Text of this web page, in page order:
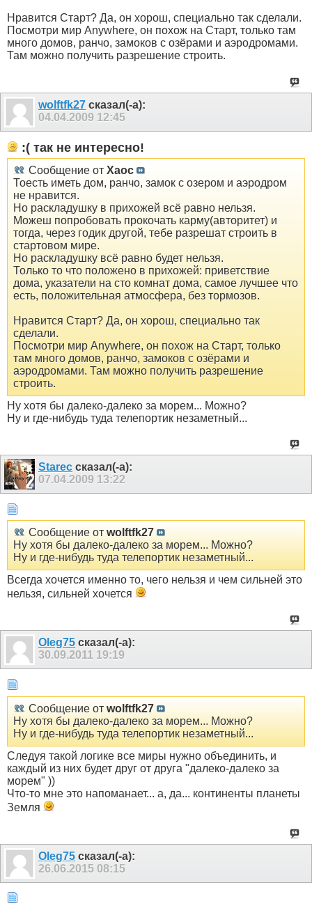
Нравится Cтарт? Да, он хорош, специально так сделали.
Посмотри мир Anywhere, он похож на Старт, только там
много домов, ранчо, замоков с озёрами и аэродромами.
Там можно получить разрешение строить.
wolftfk27 сказал(-а):
04.04.2009 12:45
:( так не интересно!
Сообщение от Xaoc
Тоесть иметь дом, ранчо, замок с озером и аэродром
не нравится.
Но раскладушку в прихожей всё равно нельзя.
Можеш попробовать прокочать карму(авторитет) и
тогда, через годик другой, тебе разрешат строить в
стартовом мире.
Но раскладушку всё равно будет нельзя.
Только то что положено в прихожей: приветствие
дома, указатели на сто комнат дома, самое лучшее что
есть, положительная атмосфера, без тормозов.
Нравится Cтарт? Да, он хорош, специально так
сделали.
Посмотри мир Anywhere, он похож на Старт, только
там много домов, ранчо, замоков с озёрами и
аэродромами. Там можно получить разрешение
строить.
Ну хотя бы далеко-далеко за морем... Можно?
Ну и где-нибудь туда телепортик незаметный...
Starec сказал(-а):
07.04.2009 13:22
Сообщение от wolftfk27
Ну хотя бы далеко-далеко за морем... Можно?
Ну и где-нибудь туда телепортик незаметный...
Всегда хочется именно то, чего нельзя и чем сильней это
нельзя, сильней хочется
Oleg75 сказал(-а):
30.09.2011 19:19
Сообщение от wolftfk27
Ну хотя бы далеко-далеко за морем... Можно?
Ну и где-нибудь туда телепортик незаметный...
Следуя такой логике все миры нужно объединить, и
каждый из них будет друг от друга "далеко-далеко за
морем" ))
Что-то мне это напоманает... а, да... континенты планеты
Земля
Оlеg75 сказал(-а):
26.06.2015 08:15